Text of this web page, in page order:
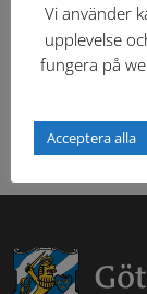
Vi använder
upplevelse
fungera på
Acceptera alla